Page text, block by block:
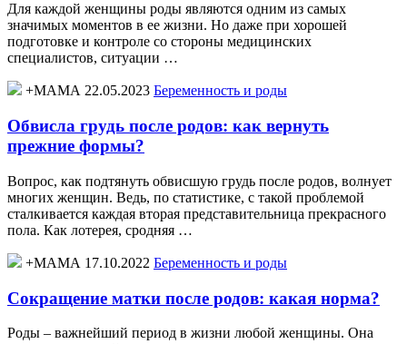
Для каждой женщины роды являются одним из самых
значимых моментов в ее жизни. Но даже при хорошей
подготовке и контроле со стороны медицинских
специалистов, ситуации …
+МАМА 22.05.2023 Беременность и роды
Обвисла грудь после родов: как вернуть
прежние формы?
Вопрос, как подтянуть обвисшую грудь после родов, волнует
многих женщин. Ведь, по статистике, с такой проблемой
сталкивается каждая вторая представительница прекрасного
пола. Как лотерея, сродняя …
+МАМА 17.10.2022 Беременность и роды
Сокращение матки после родов: какая норма?
Роды – важнейший период в жизни любой женщины. Она